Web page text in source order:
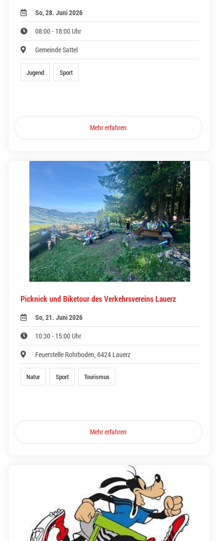
So, 28. Juni 2026
08:00 - 18:00 Uhr
Gemeinde Sattel
Jugend Sport
Mehr erfahren
Picknick und Biketour des Verkehrsvereins Lauerz
So, 21. Juni 2026
10:30 - 15:00 Uhr
Feuerstelle Rohrboden, 6424 Lauerz
Natur Sport Tourismus
Mehr erfahren